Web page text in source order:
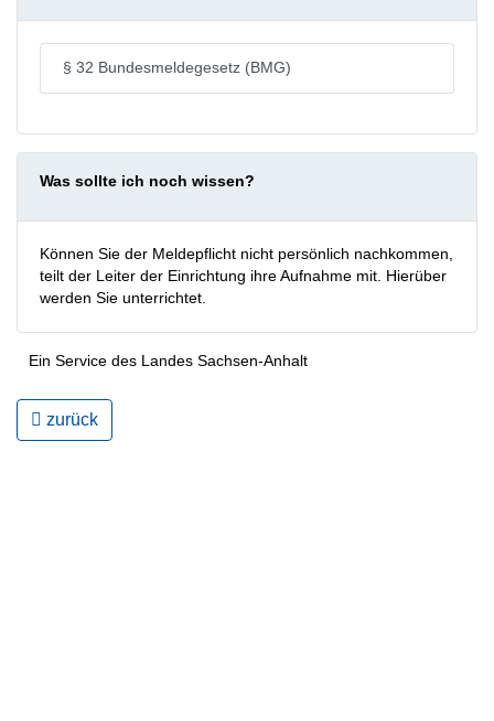
§ 32 Bundesmeldegesetz (BMG)
Was sollte ich noch wissen?
Können Sie der Meldepflicht nicht persönlich nachkommen,
teilt der Leiter der Einrichtung ihre Aufnahme mit. Hierüber
werden Sie unterrichtet.
Ein Service des Landes Sachsen-Anhalt
zurück